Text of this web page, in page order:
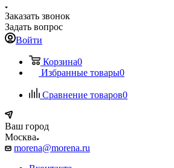
Заказать звонок
Задать вопрос
Войти
Корзина0
Избранные товары0
Сравнение товаров0
Ваш город
Москва
morena@morena.ru